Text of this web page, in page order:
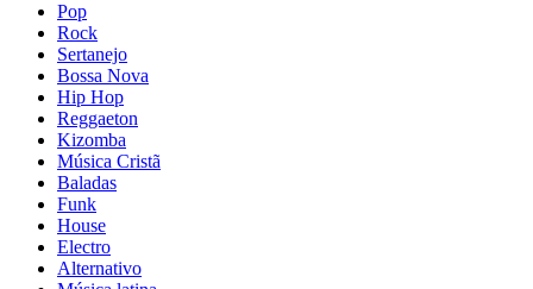
Pop
Rock
Sertanejo
Bossa Nova
Hip Hop
Reggaeton
Kizomba
Música Cristã
Baladas
Funk
House
Electro
Alternativo